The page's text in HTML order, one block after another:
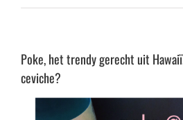
Poke, het trendy gerecht uit
ceviche?